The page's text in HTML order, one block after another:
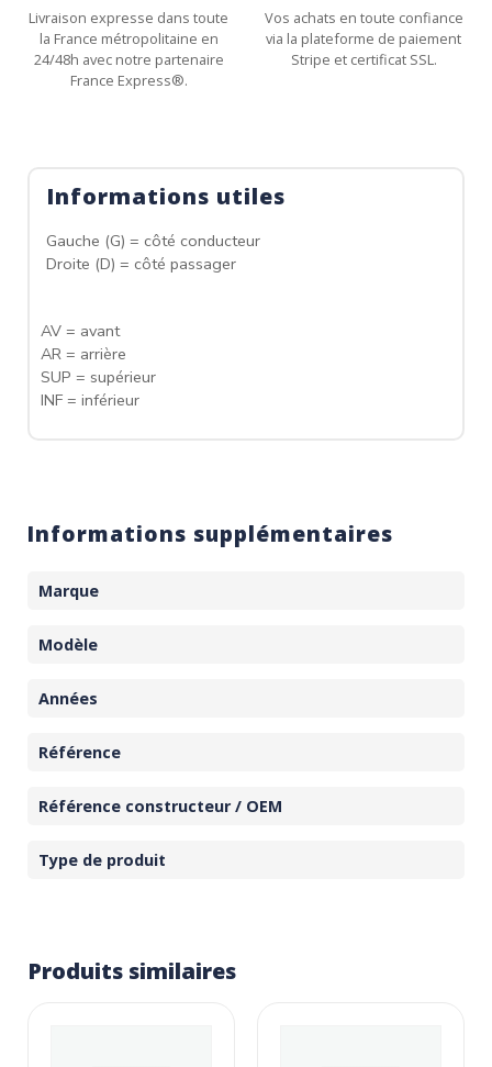
Livraison expresse dans toute
la France métropolitaine en
24/48h avec notre partenaire
France Express®.
Vos achats en toute confiance
via la plateforme de paiement
Stripe et certificat SSL.
Informations utiles
Gauche (G) = côté conducteur
Droite (D) = côté passager
AV = avant
AR = arrière
SUP = supérieur
INF = inférieur
Informations supplémentaires
Marque
Modèle
Années
Référence
Référence constructeur / OEM
Type de produit
Produits similaires